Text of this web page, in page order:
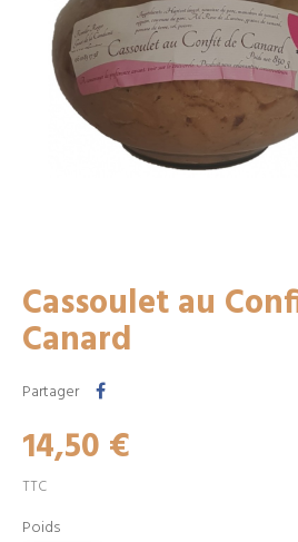
Cassoulet au
Canard
Partager
14,50 €
TTC
Poids